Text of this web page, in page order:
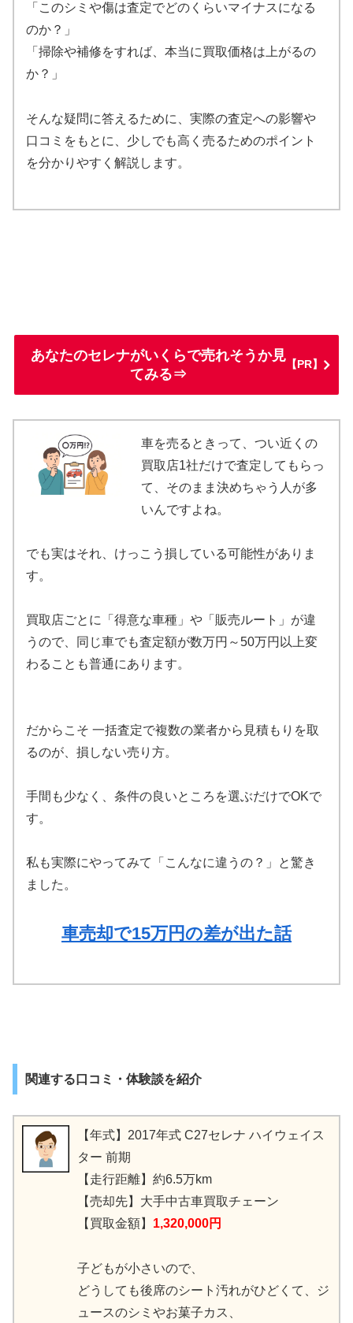
「このシミや傷は査定でどのくらいマイナスになる
のか？」
「掃除や補修をすれば、本当に買取価格は上がるの
か？」
そんな疑問に答えるために、実際の査定への影響や
口コミをもとに、少しでも高く売るためのポイント
を分かりやすく解説します。
あなたのセレナがいくらで売れそうか見
てみる⇒
【PR】
車を売るときって、つい近くの
買取店1社だけで査定してもらっ
て、そのまま決めちゃう人が多
いんですよね。
でも実はそれ、けっこう損している可能性がありま
す。
買取店ごとに「得意な車種」や「販売ルート」が違
うので、同じ車でも査定額が数万円～50万円以上変
わることも普通にあります。
だからこそ 一括査定で複数の業者から見積もりを取
るのが、損しない売り方。
手間も少なく、条件の良いところを選ぶだけでOKで
す。
私も実際にやってみて「こんなに違うの？」と驚き
ました。
車売却で15万円の差が出た話
関連する口コミ・体験談を紹介
【年式】2017年式 C27セレナ ハイウェイス
ター 前期
【走行距離】約6.5万km
【売却先】大手中古車買取チェーン
【買取金額】 1,320,000円
子どもが小さいので、
どうしても後席のシート汚れがひどくて、ジ
ュースのシミやお菓子カス、